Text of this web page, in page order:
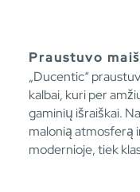
Praustuvo
„Ducentic“
kalbai, kuri per
gaminių išraiškai.
malonią atmosferą
modernioje, tiek